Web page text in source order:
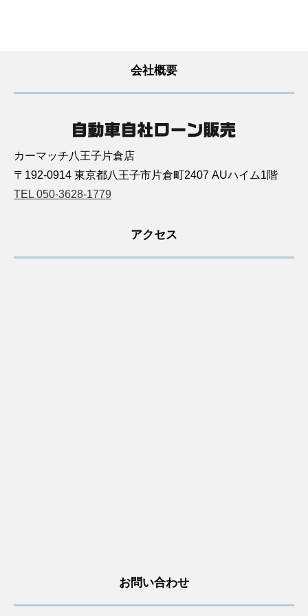
会社概要
カーマッチ八王子片倉店
〒192-0914 東京都八王子市片倉町2407 AUハイム1階
TEL 050-3628-1779
アクセス
お問い合わせ